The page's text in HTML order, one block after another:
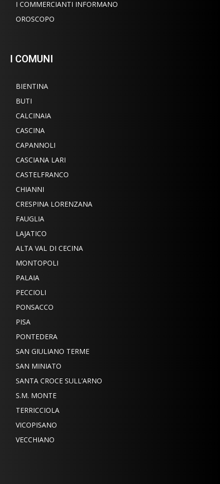
I COMMERCIANTI INFORMANO
OROSCOPO
I COMUNI
BIENTINA
BUTI
CALCINAIA
CASCINA
CAPANNOLI
CASCIANA LARI
CASTELFRANCO
CHIANNI
CRESPINA LORENZANA
FAUGLIA
LAJATICO
ALTA VAL DI CECINA
MONTOPOLI
PALAIA
PECCIOLI
PONSACCO
PISA
PONTEDERA
SAN GIULIANO TERME
SAN MINIATO
SANTA CROCE SULL’ARNO
S.M. MONTE
TERRICCIOLA
VICOPISANO
VECCHIANO